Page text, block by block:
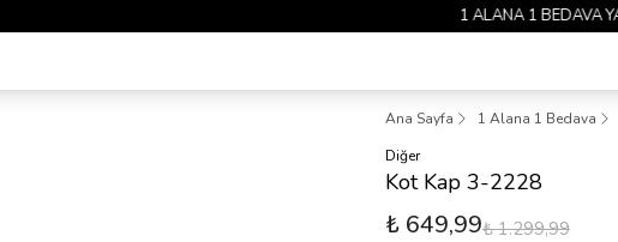
1 ALANA 1 BEDAVA YAYINDA 🎉
Ana Sayfa 1 Alana 1 Bedava
Diğer
Kot Kap 3-2228
₺ 649,99₺ 1.299,99